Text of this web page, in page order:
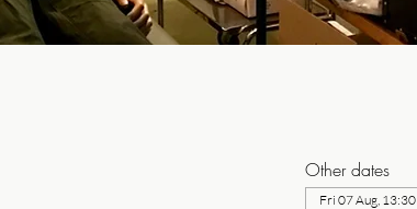
Other dates
Fri 07 Aug, 13:30